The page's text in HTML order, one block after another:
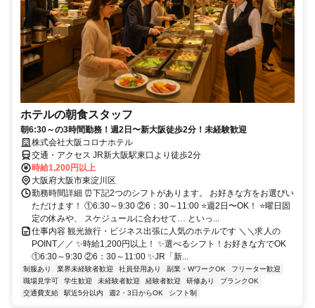
ホテルの朝食スタッフ
朝6:30～の3時間勤務！週2日〜新大阪徒歩2分！未経験歓迎
株式会社大阪コロナホテル
交通・アクセス JR新大阪駅東口より徒歩2分
時給1,200円以上
大阪府大阪市東淀川区
勤務時間詳細 ⏰下記2つのシフトがあります。 お好きな方をお選びい
ただけます！ ①6:30～9:30 ②6：30～11:00 ⭐週2日〜OK！ ⭐曜日固
定の休みや、 スケジュールに合わせて… といっ...
仕事内容 観光旅行・ビジネス出張に人気のホテルです ＼＼求人の
POINT／／ ✨時給1,200円以上！ ✨選べるシフト！お好きな方でOK
①6:30～9:30 ②6：30～11:00 ✨JR「新...
制服あり 業界未経験者歓迎 社員登用あり 副業・WワークOK
フリーター歓迎
職場見学可
学生歓迎 未経験者歓迎 経験者歓迎 研修あり
ブランクOK
交通費支給
駅近5分以内 週2・3日からOK シフト制